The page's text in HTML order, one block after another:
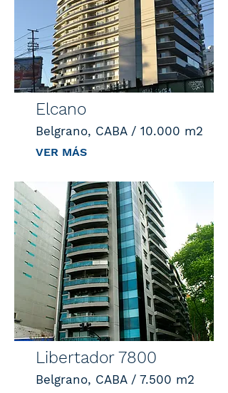
Elcano
Belgrano, CABA / 10.000 m2
VER MÁS
Libertador 7800
Belgrano, CABA / 7.500 m2